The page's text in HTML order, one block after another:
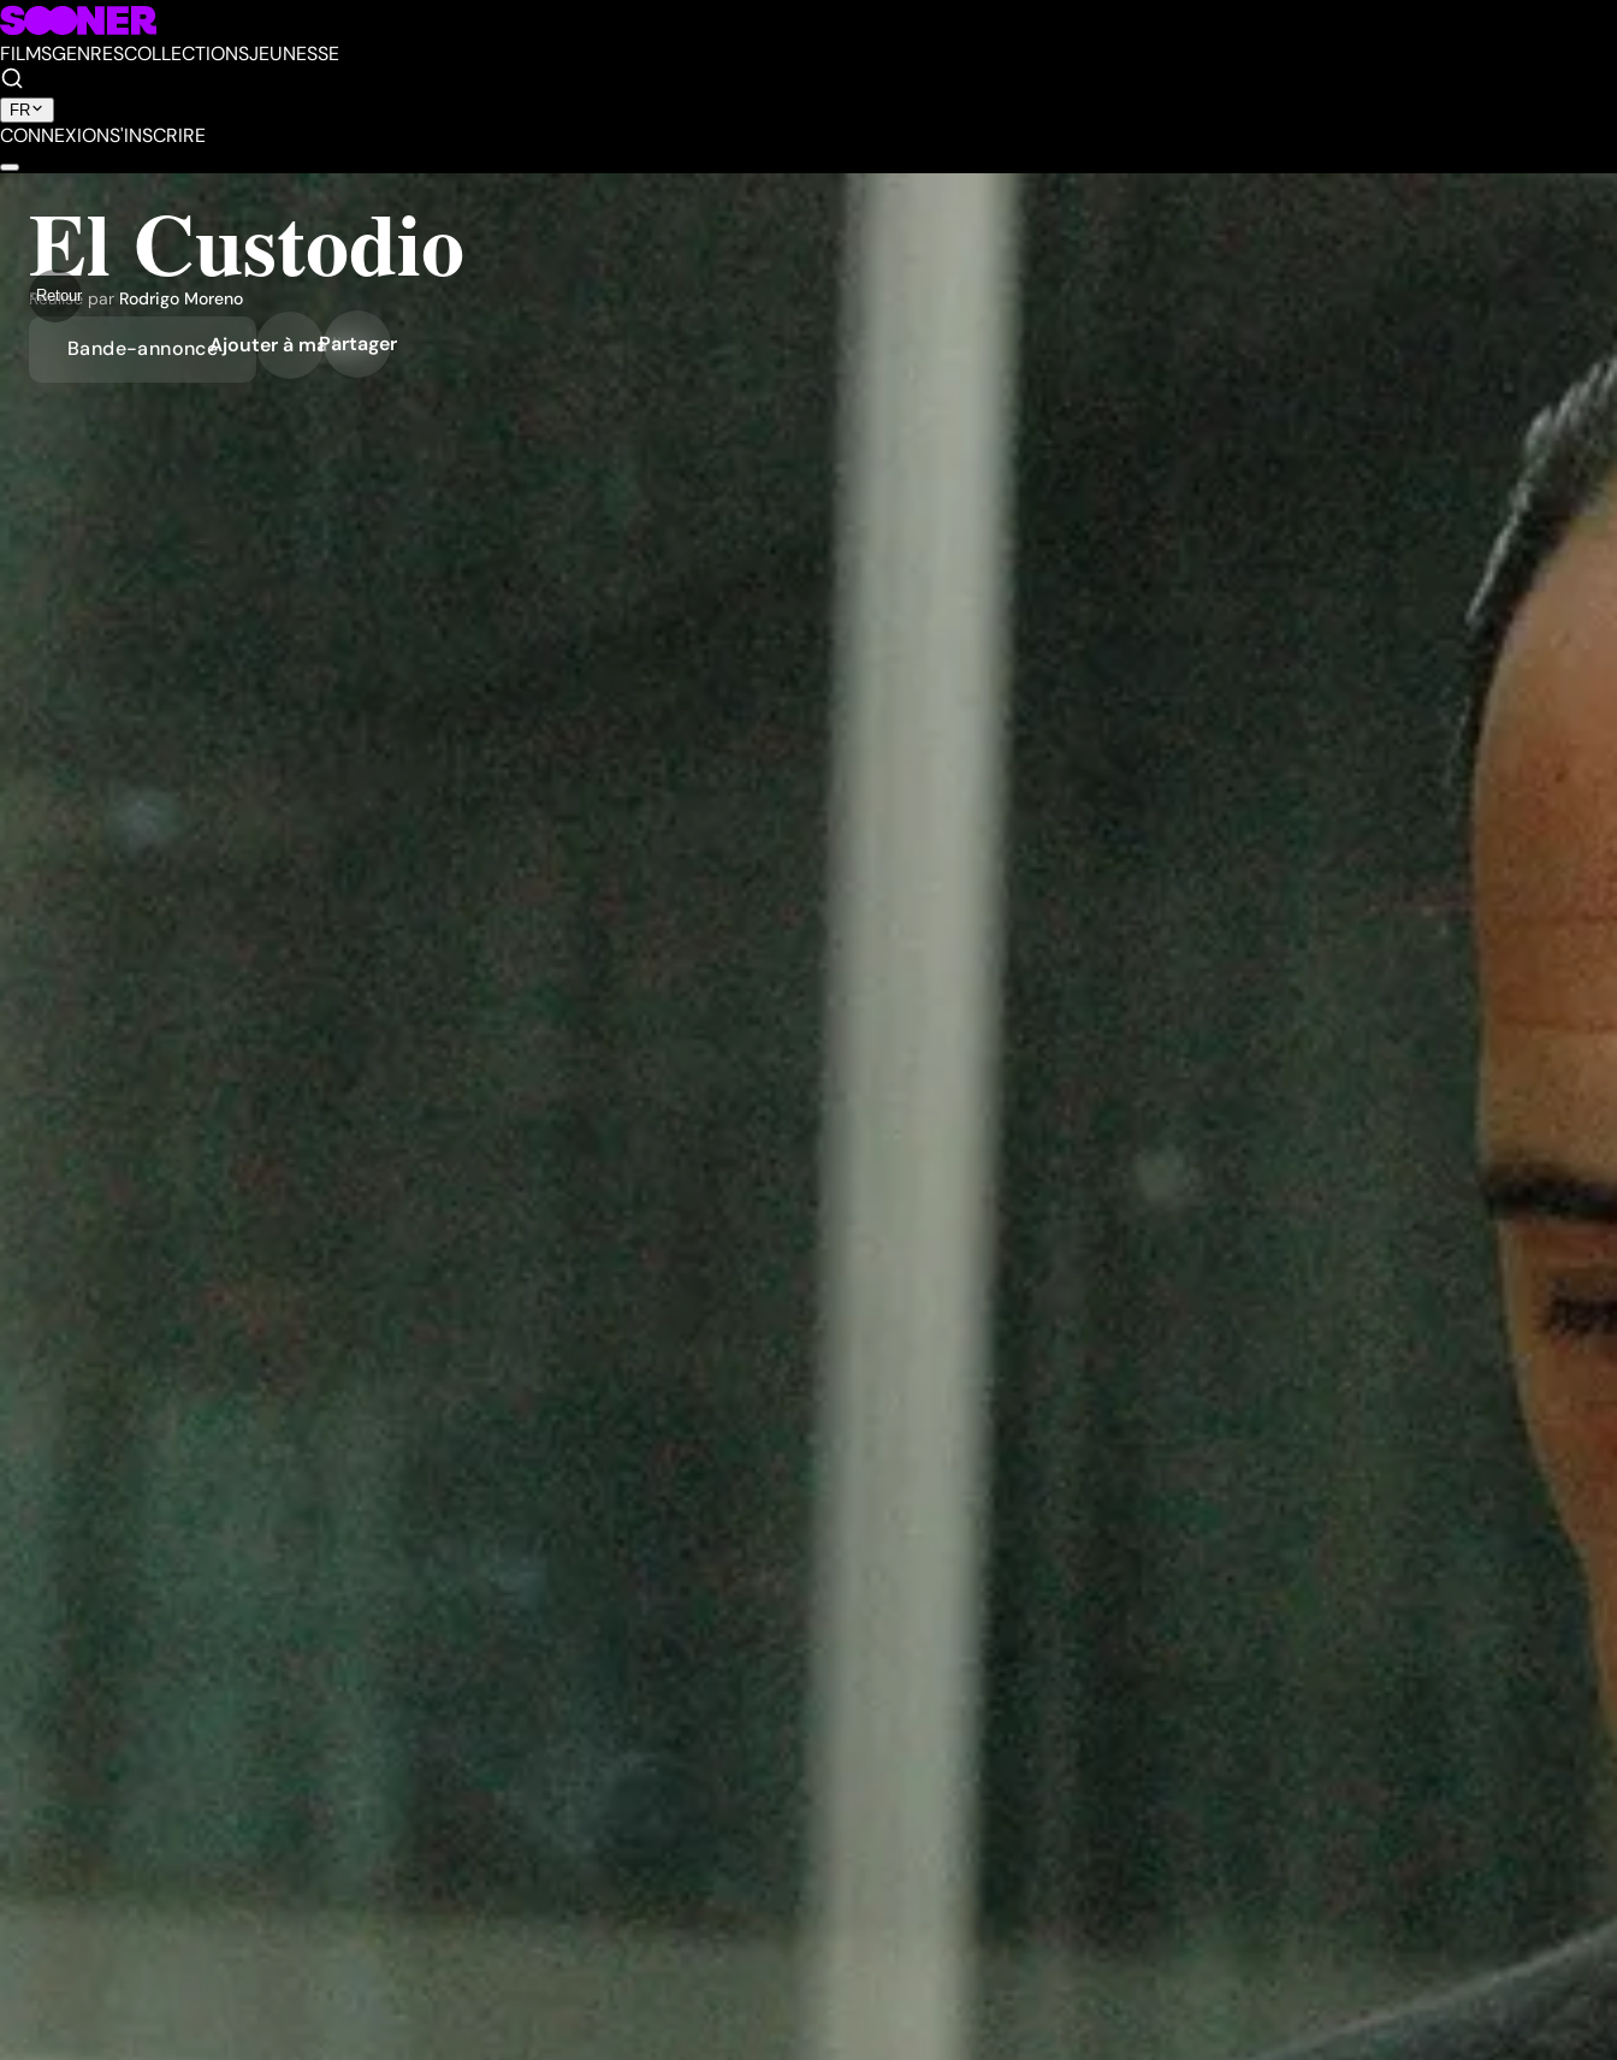
FILMSGENRESCOLLECTIONSJEUNESSE
FR
CONNEXIONS'INSCRIRE
Retour
El Custodio
Réalisé par Rodrigo Moreno
Bande-annonceAjouter à ma liste
Partager